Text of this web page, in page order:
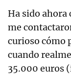
Ha sido ahora
me
curioso cómo
cuando
35.000 euros